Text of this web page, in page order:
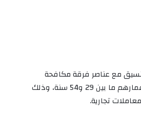
مع عناصر فرقة مكافحة
العصابات بمدينة فاس، يومه الثلاثاء 14 شتنبر الجاري، من توقيف أربعة أشخاص تتراوح أعمارهم ما بين 29 و54 سنة، وذلك
تجارية.